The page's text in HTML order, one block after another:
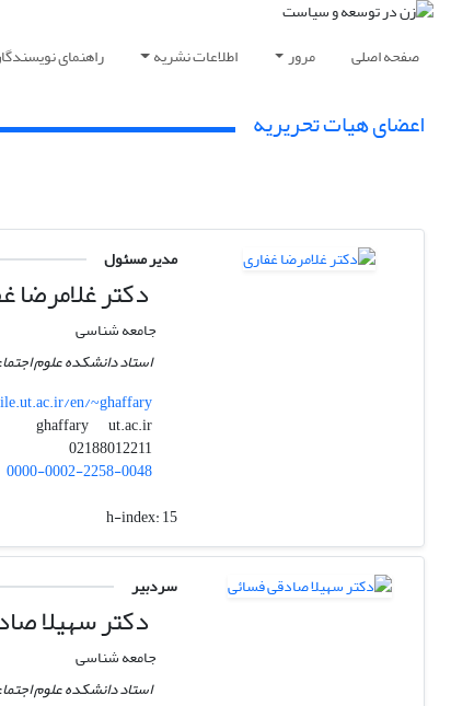
صفحه اصلی مرور اطلاعات نشریه راهنمای
اعضای هیات تحریریه
مدیر مسئول
دکتر غلامرضا
جامعه شناسی
استاد دانشکده علوم
en/~ghaffary
ghaffary
ut.ac.ir
0000-0002-2258-0048
h-index:15
سردبیر
دکتر سهیلا
جامعه شناسی
استاد دانشکده علوم